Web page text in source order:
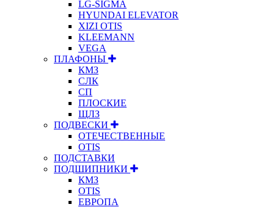
LG-SIGMA
HYUNDAI ELEVATOR
XIZI OTIS
KLEEMANN
VEGA
ПЛАФОНЫ
КМЗ
СЛК
СП
ПЛОСКИЕ
ЩЛЗ
ПОДВЕСКИ
ОТЕЧЕСТВЕННЫЕ
OTIS
ПОДСТАВКИ
ПОДШИПНИКИ
КМЗ
OTIS
ЕВРОПА